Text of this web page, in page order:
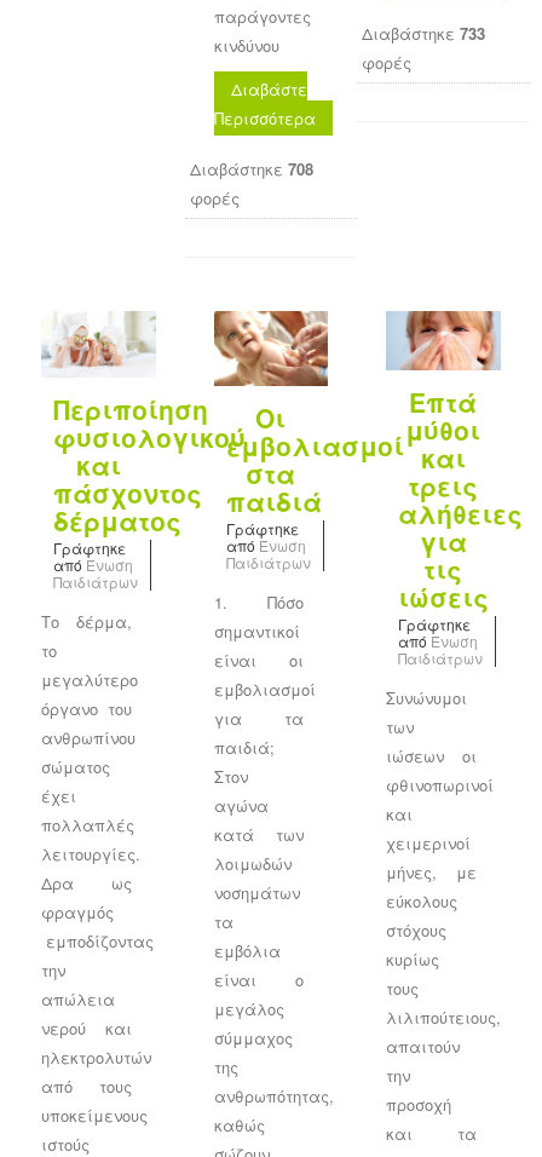
παράγοντες
κινδύνου
Διαβάστε
Περισσότερα
Διαβάστηκε 708
φορές
Διαβάστηκε733
φορές
Περιποίηση
φυσιολογικού
και
πάσχοντος
δέρματος
Γράφτηκε
από Ένωση
Παιδιάτρων
Το δέρμα,
το
μεγαλύτερο
όργανο του
ανθρωπίνου
σώματος
έχει
πολλαπλές
λειτουργίες.
Δρα ως
φραγμός
εμποδίζοντας
την
απώλεια
νερού και
ηλεκτρολυτών
από τους
υποκείμενους
ιστούς
Οι
εμβολιασμοί
στα
παιδιά
Γράφτηκε
από Ένωση
Παιδιάτρων
1. Πόσο
σημαντικοί
είναι οι
εμβολιασμοί
για τα
παιδιά;
Στον
αγώνα
κατά των
λοιμωδών
νοσημάτων
τα
εμβόλια
είναι ο
μεγάλος
σύμμαχος
της
ανθρωπότητας,
καθώς
Επτά
μύθοι
και
τρεις
αλήθειες
για
τις
ιώσεις
Γράφτηκε
από Ένωση
Παιδιάτρων
Συνώνυμοι
των
ιώσεων οι
φθινοπωρινοί
και
χειμερινοί
μήνες, με
εύκολους
στόχους
κυρίως
τους
λιλιπούτειους,
απαιτούν
την
προσοχή
και τα